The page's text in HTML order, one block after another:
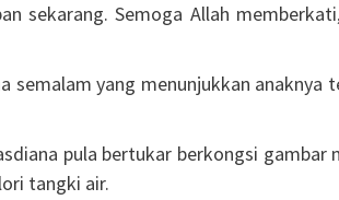
sekarang. Semoga Allah
yang menunjukkan anaknya
pula bertukar berkongsi gambar
tangki air.